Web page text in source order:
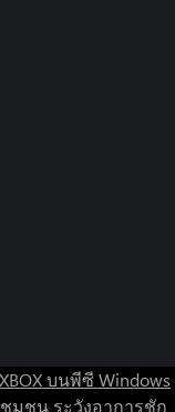
บนพีซี Windows
มชน ระวังอาการชัก